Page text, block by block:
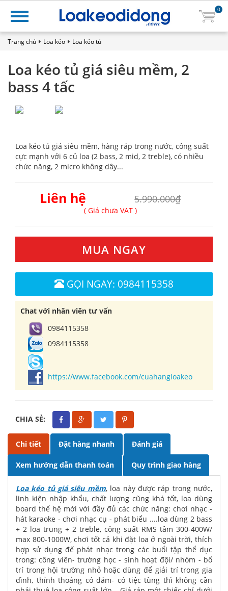
0
Trang chủ Loa kéo Loa kéo tủ
Loa kéo tủ giá siêu mềm, 2
bass 4 tấc
Loa kéo tủ giá siêu mềm, hàng ráp trong nước, công suất
cực mạnh vởi 6 củ loa (2 bass, 2 mid, 2 treble), có nhiều
chức năng, 2 micro không dây...
Liên hệ 5.990.000₫
( Giá chưa VAT )
MUA NGAY
GỌI NGAY: 0984115358
Chat với nhân viên tư vấn
0984115358
0984115358
https://www.facebook.com/cuahangloakeo
CHIA SẺ:
Chi tiết Đặt hàng nhanh Đánh giá
Xem hướng dẫn thanh toán Quy trình giao hàng
Loa kéo tủ giá siêu mềm, loa này được ráp trong nước,
linh kiện nhập khẩu, chất lượng cũng khá tốt, loa dùng
board thế hệ mới với đầy đủ các chức năng: chơi nhạc -
hát karaoke - chơi nhạc cụ - phát biểu ....loa dùng 2 bass
+ 2 loa trung + 2 treble, công suất RMS tầm 300-400W/
max 800-1000W, chơi tốt cả khi đặt loa ở ngoài trời, thích
hợp sử dụng đế phát nhạc trong các buổi tập thể dục
trong: công viên- trường học - sinh hoạt đội/ nhóm - bố
trí trong hội trường nhỏ hoặc dùng để giải trí trong gia
đình, thỉnh thoảng có đám- có tiệc tùng thì không cần